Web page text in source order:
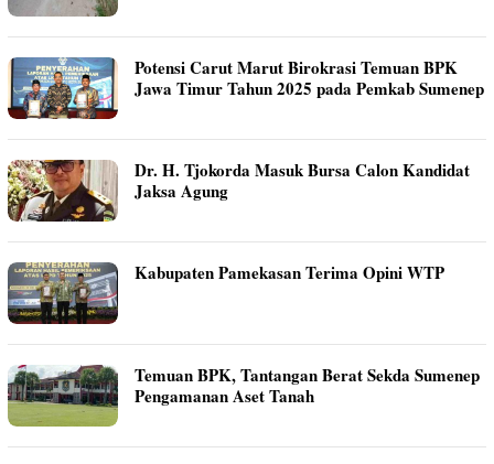
Potensi Carut Marut Birokrasi Temuan BPK
Jawa Timur Tahun 2025 pada Pemkab Sumenep
Dr. H. Tjokorda Masuk Bursa Calon Kandidat
Jaksa Agung
Kabupaten Pamekasan Terima Opini WTP
Temuan BPK, Tantangan Berat Sekda Sumenep
Pengamanan Aset Tanah